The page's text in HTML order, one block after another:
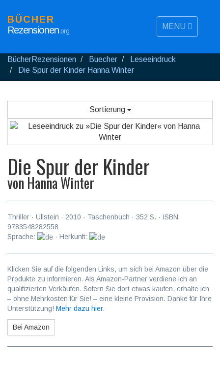
MENU
BÜCHER
Rezensionen.org
BücherRezensionen Buecher
Leseeindruck
Die Spur der Kinder Hanna Winter
Sortierung
Die Spur der Kinder
von Hanna Winter
Thriller · Ullstein · 2010 · Taschenbuch · 352 S. · ISBN
9783548282558
Sprache:
· Herkunft:
Klicken Sie auf die folgenden Links, um sich bei Amazon über die
Produkte zu informieren. Als Amazon-Partner verdiene ich an
qualifizierten Verkäufen. Sofern Sie dort etwas kaufen, erhalte ich
– ohne Mehrkosten für Sie! – eine kleine Provision. Danke für Ihre
Unterstützung! Mehr dazu hier.
Bei Amazon